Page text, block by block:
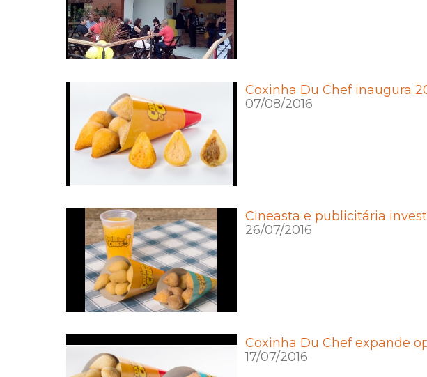
Coxinha Du Chef inaugura
07/08/2016
Cineasta e publicitária
26/07/2016
Coxinha Du Chef expande
17/07/2016